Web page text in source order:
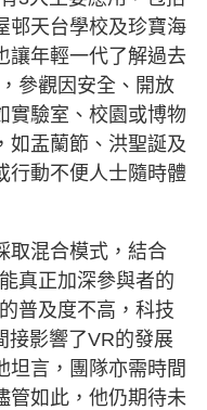
邨天台學校及珍寶海
讓年輕一代了解過去
參觀因安全、開放
實驗室、校園或博物
如盂蘭節、洪聖誕及
行動不便人士隨時體
取混合模式，結合
真正加深參與者的
普及度不高，科技
接影響了VR的發展
坦言，團隊亦需時間
管如此，他仍期待未